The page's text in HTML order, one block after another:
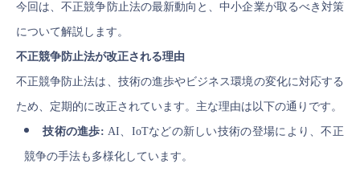
今回は、不正競争防止法の最新動向と、中小企業が取るべき対策
について解説します。
不正競争防止法が改正される理由
不正競争防止法は、技術の進歩やビジネス環境の変化に対応する
ため、定期的に改正されています。主な理由は以下の通りです。
技術の進歩: AI、IoTなどの新しい技術の登場により、不正
競争の手法も多様化しています。